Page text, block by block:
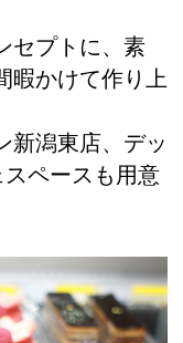
セプトに、素
暇かけて作り上
新潟東店、デッ
ペースも用意